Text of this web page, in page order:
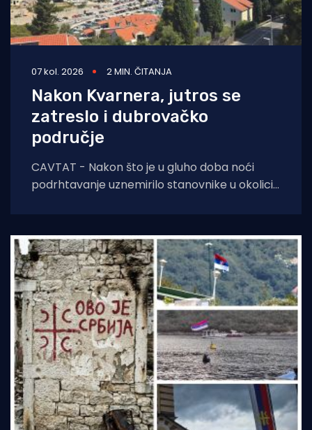
07 kol. 2026 2 MIN. ČITANJA
Nakon Kvarnera, jutros se
zatreslo i dubrovačko
područje
CAVTAT - Nakon što je u gluho doba noći
podrhtavanje uznemirilo stanovnike u okolici